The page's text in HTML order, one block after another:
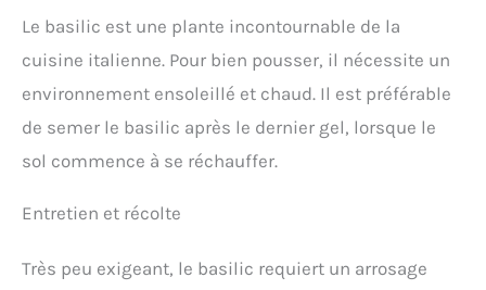
Le basilic est une plante incontournable de la
cuisine italienne. Pour bien pousser, il nécessite un
environnement ensoleillé et chaud. Il est préférable
de semer le basilic après le dernier gel, lorsque le
sol commence à se réchauffer.
Entretien et récolte
Très peu exigeant, le basilic requiert un arrosage